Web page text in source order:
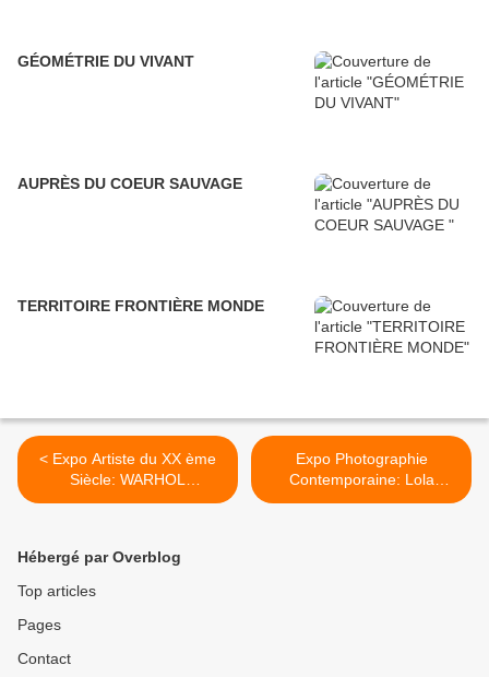
GÉOMÉTRIE DU VIVANT
AUPRÈS DU COEUR SAUVAGE
TERRITOIRE FRONTIÈRE MONDE
< Expo Artiste du XX ème
Siècle: WARHOL
"Unlimited"
Expo Photographie
Contemporaine: Lola
ÁLVAREZ BRAVO
Hébergé par Overblog
Top articles
Pages
Contact